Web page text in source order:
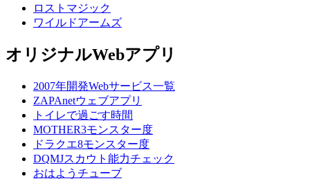
ロストマジック
ワイルドアームズ
オリジナルWebアプリ
2007年開発Webサービス一覧
ZAPAnetウェブアプリ
トイレで過ごす時間
MOTHER3モンスター度
ドラクエ8モンスター度
DQMJスカウト能力チェック
おはようチューブ